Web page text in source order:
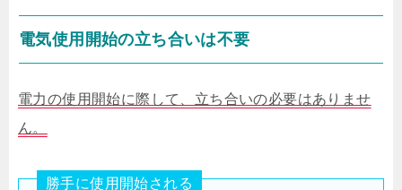
電気使用開始の立ち合いは不要
電力の使用開始に際して、立ち合いの必要はありませ
ん。
勝手に使用開始される